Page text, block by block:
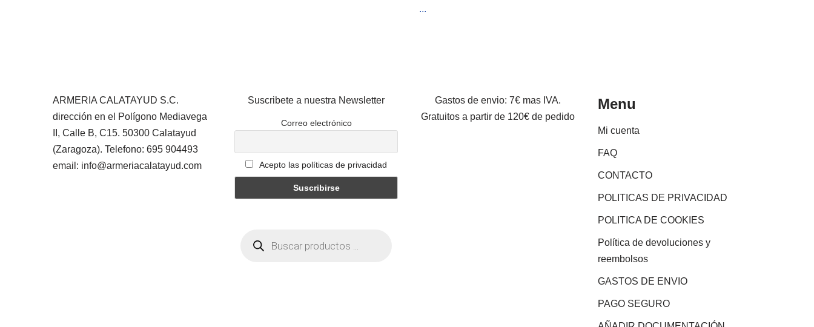
...
ARMERIA CALATAYUD S.C.
dirección en el Polígono Mediavega
II, Calle B, C15. 50300 Calatayud
(Zaragoza). Telefono: 695 904493
email: info@armeriacalatayud.com
Suscribete a nuestra Newsletter
Correo electrónico
Acepto las políticas de privacidad
Gastos de envio: 7€ mas IVA.
Gratuitos a partir de 120€ de pedido
Menu
Mi cuenta
FAQ
CONTACTO
POLITICAS DE PRIVACIDAD
POLITICA DE COOKIES
Política de devoluciones y
reembolsos
GASTOS DE ENVIO
PAGO SEGURO